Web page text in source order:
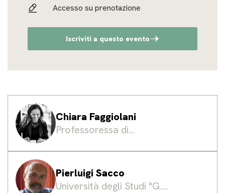
Accesso su prenotazione
Iscriviti a questo evento
Chiara Faggiolani
Professoressa di
Pierluigi Sacco
Università degli Studi "G.